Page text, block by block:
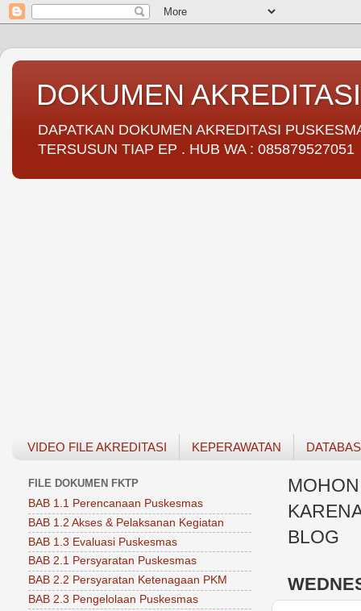
DOKUMEN
DAPATKAN DOKUMEN AKREDITASI
TERSUSUN TIAP EP . HUB WA : 085879527051
VIDEO FILE AKREDITASI KEPERAWATAN
BLOG
FILE DOKUMEN FKTP
BAB 1.1 Perencanaan Puskesmas
BAB 1.2 Akses & Pelaksanan Kegiatan
BAB 1.3 Evaluasi Puskesmas
BAB 2.1 Persyaratan Puskesmas
BAB 2.2 Persyaratan Ketenagaan PKM
BAB 2.3 Pengelolaan Puskesmas